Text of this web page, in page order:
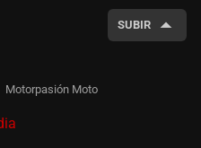
SUBIR
Motorpasión Moto